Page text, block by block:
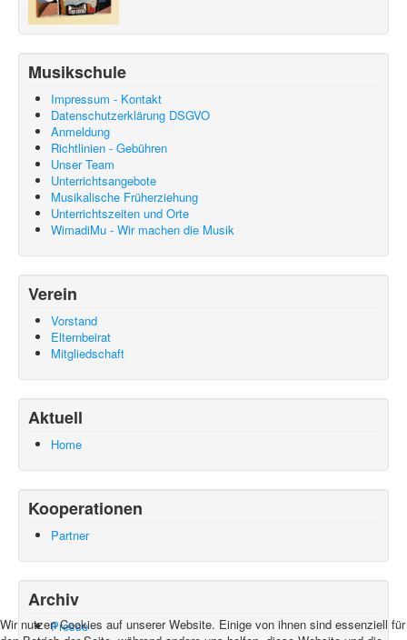
Musikschule
Impressum - Kontakt
Datenschutzerklärung DSGVO
Anmeldung
Richtlinien - Gebühren
Unser Team
Unterrichtsangebote
Musikalische Früherziehung
Unterrichtszeiten und Orte
WimadiMu - Wir machen die Musik
Verein
Vorstand
Elternbeirat
Mitgliedschaft
Aktuell
Home
Kooperationen
Partner
Archiv
Presse
Wir nutzen Cookies auf unserer Website. Einige von ihnen sind essenziell für